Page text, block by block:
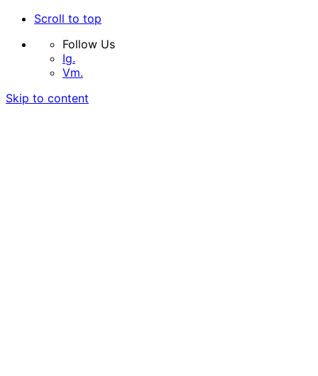
Scroll to top
Follow Us
Ig.
Vm.
Skip to content